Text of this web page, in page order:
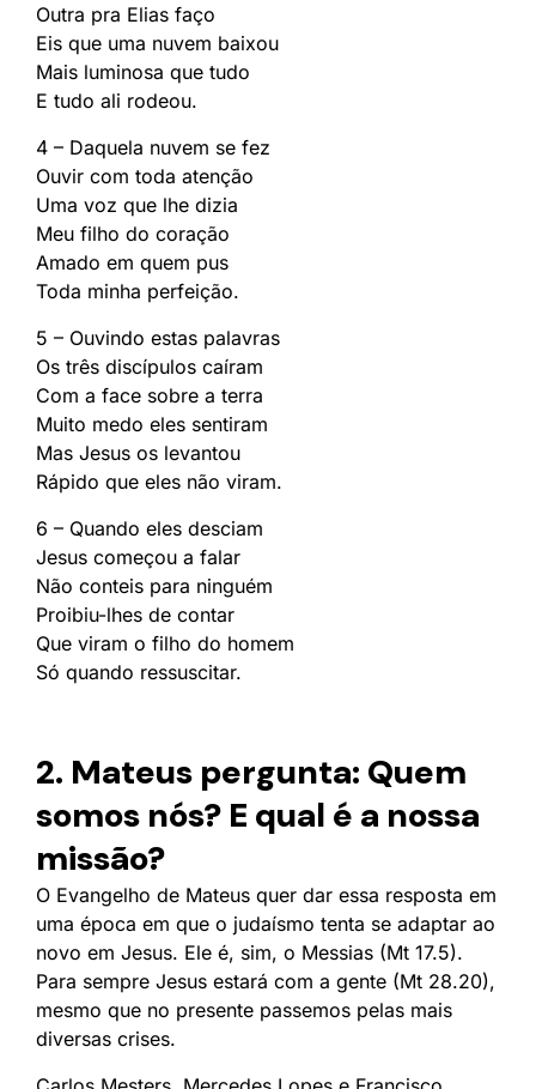
Outra pra Elias faço
Eis que uma nuvem baixou
Mais luminosa que tudo
E tudo ali rodeou.
4 – Daquela nuvem se fez
Ouvir com toda atenção
Uma voz que lhe dizia
Meu filho do coração
Amado em quem pus
Toda minha perfeição.
5 – Ouvindo estas palavras
Os três discípulos caíram
Com a face sobre a terra
Muito medo eles sentiram
Mas Jesus os levantou
Rápido que eles não viram.
6 – Quando eles desciam
Jesus começou a falar
Não conteis para ninguém
Proibiu-lhes de contar
Que viram o filho do homem
Só quando ressuscitar.
2. Mateus pergunta: Quem
somos nós? E qual é a nossa
missão?
O Evangelho de Mateus quer dar essa resposta em
uma época em que o judaísmo tenta se adaptar ao
novo em Jesus. Ele é, sim, o Messias (Mt 17.5).
Para sempre Jesus estará com a gente (Mt 28.20),
mesmo que no presente passemos pelas mais
diversas crises.